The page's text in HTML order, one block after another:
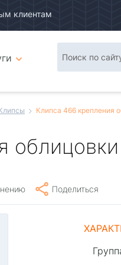
клиентам
Клипса 466 крепления
Поделиться